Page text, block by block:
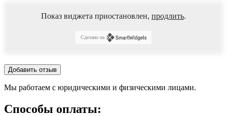
Показ виджета приостановлен, продлить.
Сделано на
Добавить отзыв
Мы работаем с юридическими и физическими лицами.
Способы оплаты: